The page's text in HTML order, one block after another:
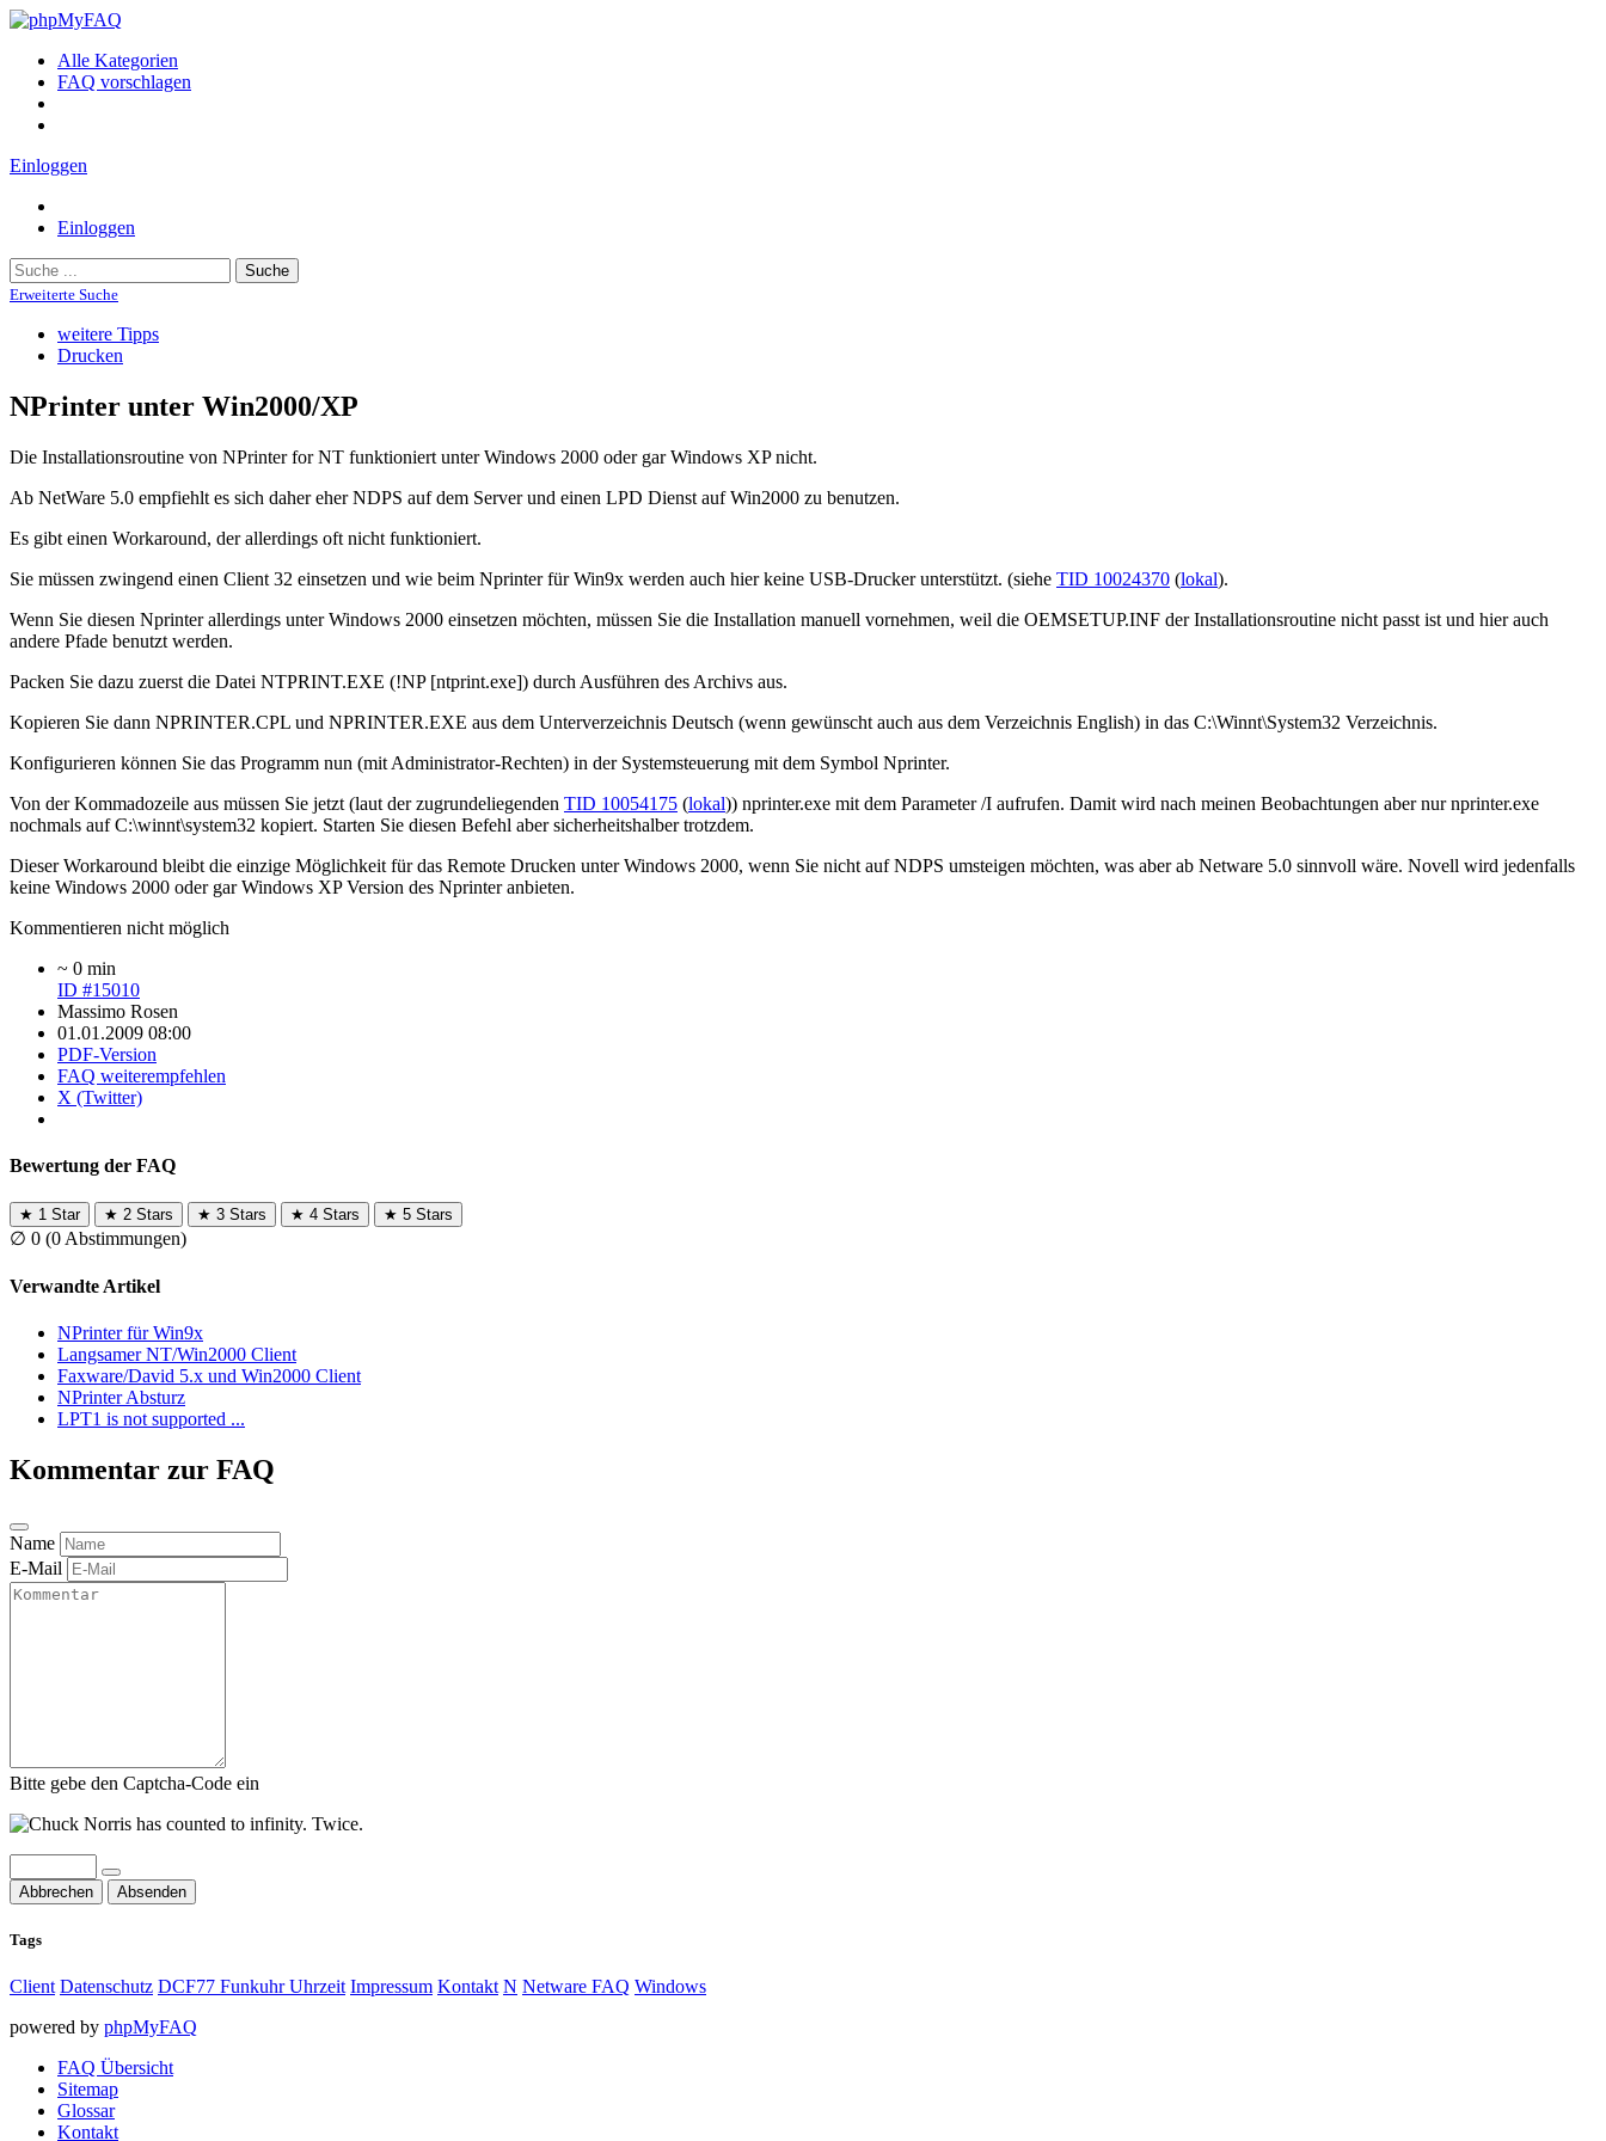
Alle Kategorien
FAQ vorschlagen
Einloggen
Einloggen
Suche
Erweiterte Suche
weitere Tipps
Drucken
NPrinter unter Win2000/XP
Die Installationsroutine von NPrinter for NT funktioniert unter Windows 2000 oder gar Windows XP nicht.
Ab NetWare 5.0 empfiehlt es sich daher eher NDPS auf dem Server und einen LPD Dienst auf Win2000 zu benutzen.
Es gibt einen Workaround, der allerdings oft nicht funktioniert.
Sie müssen zwingend einen Client 32 einsetzen und wie beim Nprinter für Win9x werden auch hier keine USB-Drucker unterstützt. (siehe TID 10024370 (lokal).
Wenn Sie diesen Nprinter allerdings unter Windows 2000 einsetzen möchten, müssen Sie die Installation manuell vornehmen, weil die OEMSETUP.INF der Installationsroutine nicht passt ist und hier auch
andere Pfade benutzt werden.
Packen Sie dazu zuerst die Datei NTPRINT.EXE (!NP [ntprint.exe]) durch Ausführen des Archivs aus.
Kopieren Sie dann NPRINTER.CPL und NPRINTER.EXE aus dem Unterverzeichnis Deutsch (wenn gewünscht auch aus dem Verzeichnis English) in das C:\Winnt\System32 Verzeichnis.
Konfigurieren können Sie das Programm nun (mit Administrator-Rechten) in der Systemsteuerung mit dem Symbol Nprinter.
Von der Kommadozeile aus müssen Sie jetzt (laut der zugrundeliegenden TID 10054175 (lokal)) nprinter.exe mit dem Parameter /I aufrufen. Damit wird nach meinen Beobachtungen aber nur nprinter.exe
nochmals auf C:\winnt\system32 kopiert. Starten Sie diesen Befehl aber sicherheitshalber trotzdem.
Dieser Workaround bleibt die einzige Möglichkeit für das Remote Drucken unter Windows 2000, wenn Sie nicht auf NDPS umsteigen möchten, was aber ab Netware 5.0 sinnvoll wäre. Novell wird jedenfalls
keine Windows 2000 oder gar Windows XP Version des Nprinter anbieten.
Kommentieren nicht möglich
~ 0 min
ID #15010
Massimo Rosen
01.01.2009 08:00
PDF-Version
FAQ weiterempfehlen
X (Twitter)
Bewertung der FAQ
★ 1 Star ★ 2 Stars ★ 3 Stars ★ 4 Stars ★ 5 Stars
∅ 0 (0 Abstimmungen)
Verwandte Artikel
NPrinter für Win9x
Langsamer NT/Win2000 Client
Faxware/David 5.x und Win2000 Client
NPrinter Absturz
LPT1 is not supported ...
Kommentar zur FAQ
Name
E-Mail
Bitte gebe den Captcha-Code ein
Abbrechen Absenden
Tags
Client Datenschutz DCF77 Funkuhr Uhrzeit Impressum Kontakt N Netware FAQ Windows
powered by phpMyFAQ
FAQ Übersicht
Sitemap
Glossar
Kontakt